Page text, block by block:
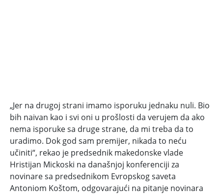
„Jer na drugoj strani imamo isporuku jednaku nuli. Bio
bih naivan kao i svi oni u prošlosti da verujem da ako
nema isporuke sa druge strane, da mi treba da to
uradimo. Dok god sam premijer, nikada to neću
učiniti“, rekao je predsednik makedonske vlade
Hristijan Mickoski na današnjoj konferenciji za
novinare sa predsednikom Evropskog saveta
Antoniom Koštom, odgovarajući na pitanje novinara